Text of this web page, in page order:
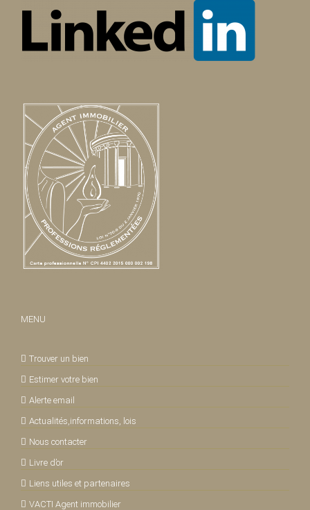
MENU
Trouver un bien
Estimer votre bien
Alerte email
Actualités,informations, lois
Nous contacter
Livre d’or
Liens utiles et partenaires
VACTI Agent immobilier